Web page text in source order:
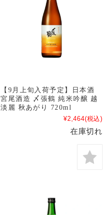
【9月上旬入荷予定】日本酒
宮尾酒造 〆張鶴 純米吟醸 越
淡麗 秋あがり 720ml
¥2,464(税込)
在庫切れ